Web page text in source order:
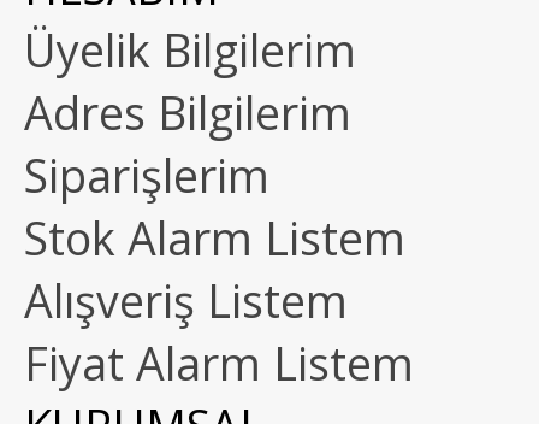
Üyelik Bilgilerim
Adres Bilgilerim
Siparişlerim
Stok Alarm Listem
Alışveriş Listem
Fiyat Alarm Listem